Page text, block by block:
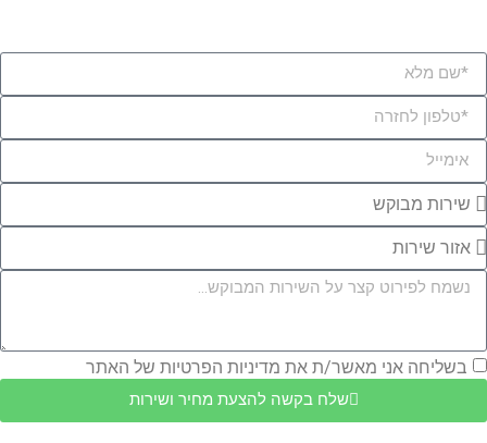
בשליחה אני מאשר/ת את מדיניות הפרטיות של האתר
שלח בקשה להצעת מחיר ושירות